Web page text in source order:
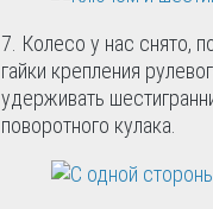
Колесо у нас снято,
гайки крепления
удерживать
поворотного кулака.